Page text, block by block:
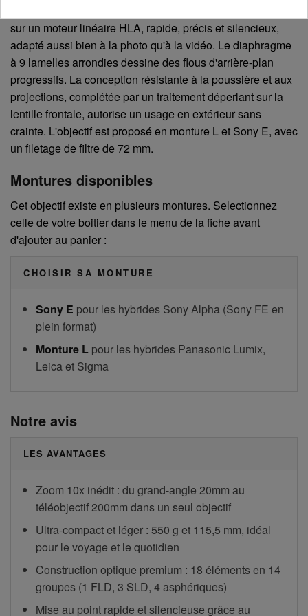
sur un moteur linéaire HLA, rapide, précis et silencieux,
adapté aussi bien à la photo qu'à la vidéo. Le diaphragme
à 9 lamelles arrondies dessine des flous d'arrière-plan
progressifs. La conception résistante à la poussière et aux
projections, complétée par un traitement déperlant sur la
lentille frontale, autorise un usage en extérieur sans
crainte. L'objectif est proposé en monture L et Sony E, avec
un filetage de filtre de 72 mm.
Montures disponibles
Cet objectif existe en plusieurs montures. Selectionnez
celle de votre boitier dans le menu de la fiche avant
d'ajouter au panier :
CHOISIR SA MONTURE
Sony E pour les hybrides Sony Alpha (Sony FE en
plein format)
Monture L pour les hybrides Panasonic Lumix,
Leica et Sigma
Notre avis
LES AVANTAGES
Zoom 10x inédit : du grand-angle 20mm au
téléobjectif 200mm dans un seul objectif
Ultra-compact et léger : 550 g et 115,5 mm, idéal
pour le voyage et le quotidien
Construction optique premium : 18 éléments en 14
groupes (1 FLD, 3 SLD, 4 asphériques)
Mise au point rapide et silencieuse grâce au